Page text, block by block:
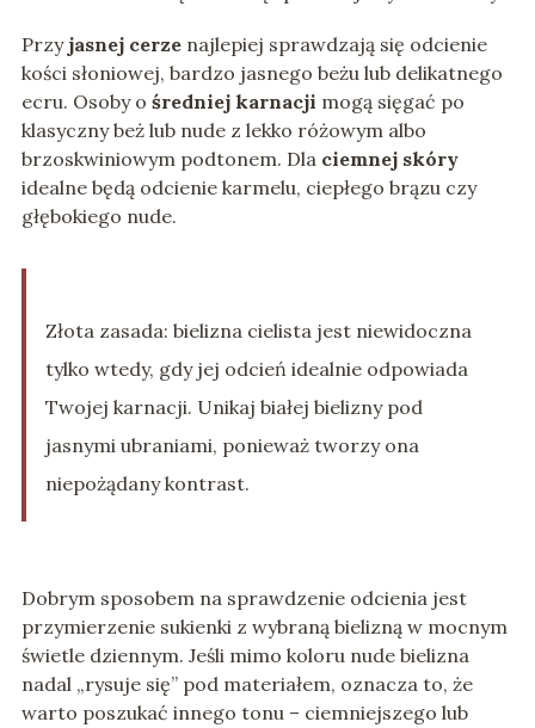
Przyjasnej cerzenajlepiej sprawdzają się odcienie
kości słoniowej, bardzo jasnego beżu lub delikatnego
ecru. Osoby o średniej karnacji mogą sięgać po
klasyczny beż lub nude z lekko różowym albo
brzoskwiniowym podtonem. Dla ciemnej skóry
idealne będą odcienie karmelu, ciepłego brązu czy
głębokiego nude.
Złota zasada: bielizna cielista jest niewidoczna
tylko wtedy, gdy jej odcień idealnie odpowiada
Twojej karnacji. Unikaj białej bielizny pod
jasnymi ubraniami, ponieważ tworzy ona
niepożądany kontrast.
Dobrym sposobem na sprawdzenie odcienia jest
przymierzenie sukienki z wybraną bielizną w mocnym
świetle dziennym. Jeśli mimo koloru nude bielizna
nadal „rysuje się” pod materiałem, oznacza to, że
warto poszukać innego tonu – ciemniejszego lub